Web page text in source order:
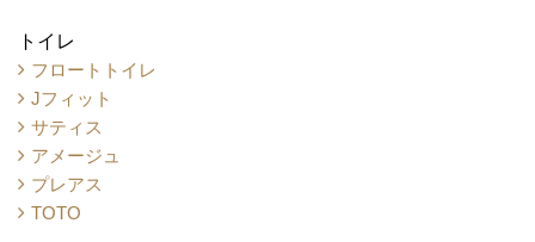
トイレ
フロートトイレ
Jフィット
サティス
アメージュ
プレアス
TOTO